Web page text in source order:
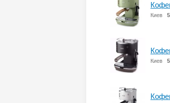
Киев
Киев